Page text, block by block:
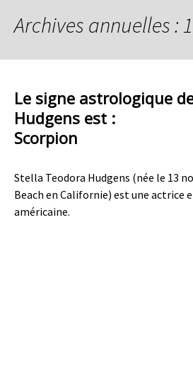
Archives annuelles :
Le signe astrologique
Hudgens est :
Scorpion
Stella Teodora Hudgens (née le 13
Beach en Californie) est une actrice
américaine.